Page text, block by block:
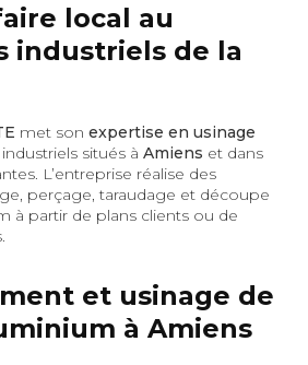
local au
industriels de la
met son expertise en usinage
situés à Amiens et dans
L’entreprise réalise des
perçage, taraudage et découpe
à partir de plans clients ou de
et usinage de
à Amiens